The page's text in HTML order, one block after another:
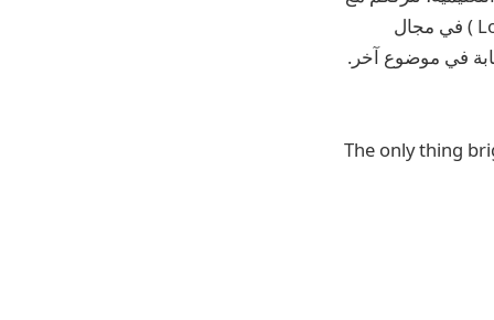
درس بعنوان “تم الإجابة عليه: ماذا يعني المصطلح ( مجاري مائية محلية – Local Streams ) في مجال
في موضوع آخر.
The only thing